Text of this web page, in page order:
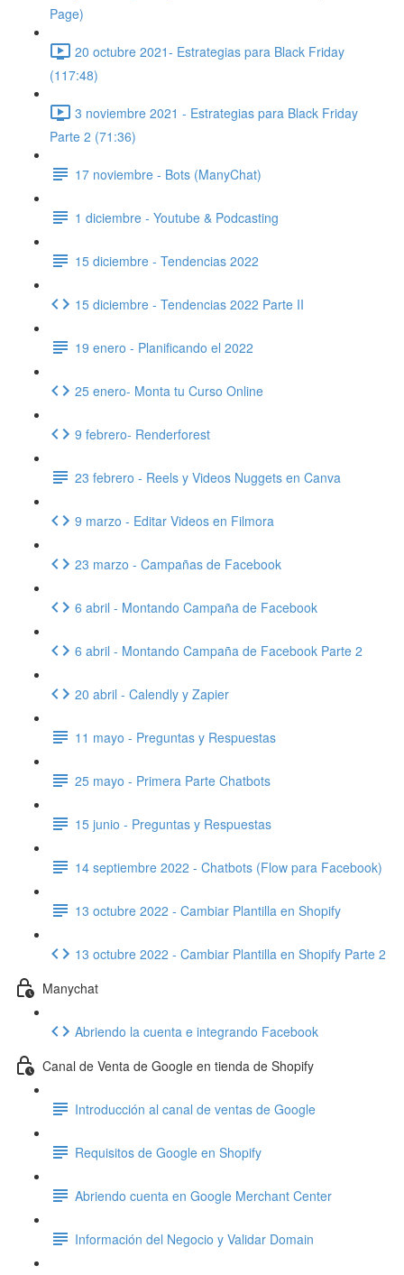
Page)
20 octubre 2021- Estrategias para Black Friday
(117:48)
3 noviembre 2021 - Estrategias para Black Friday
Parte 2 (71:36)
17 noviembre - Bots (ManyChat)
1 diciembre - Youtube & Podcasting
15 diciembre - Tendencias 2022
15 diciembre - Tendencias 2022 Parte II
19 enero - Planificando el 2022
25 enero- Monta tu Curso Online
9 febrero- Renderforest
23 febrero - Reels y Videos Nuggets en Canva
9 marzo - Editar Videos en Filmora
23 marzo - Campañas de Facebook
6 abril - Montando Campaña de Facebook
6 abril - Montando Campaña de Facebook Parte 2
20 abril - Calendly y Zapier
11 mayo - Preguntas y Respuestas
25 mayo - Primera Parte Chatbots
15 junio - Preguntas y Respuestas
14 septiembre 2022 - Chatbots (Flow para Facebook)
13 octubre 2022 - Cambiar Plantilla en Shopify
13 octubre 2022 - Cambiar Plantilla en Shopify Parte 2
Manychat
Abriendo la cuenta e integrando Facebook
Canal de Venta de Google en tienda de Shopify
Introducción al canal de ventas de Google
Requisitos de Google en Shopify
Abriendo cuenta en Google Merchant Center
Información del Negocio y Validar Domain